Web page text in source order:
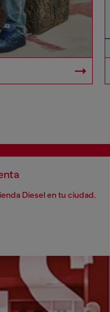
Diesel en tu ciudad.